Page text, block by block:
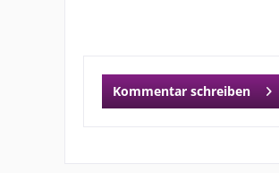
Kommentar schreiben